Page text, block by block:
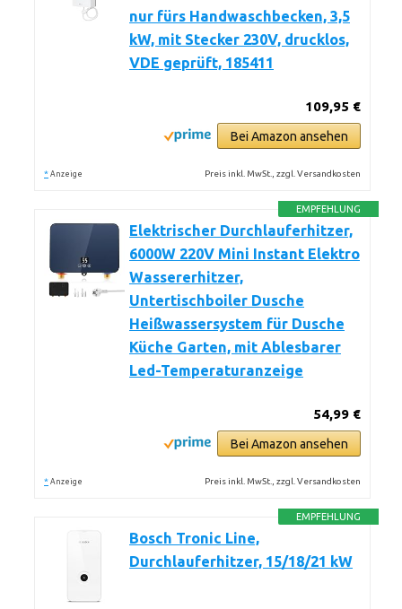
nur fürs Handwaschbecken, 3,5
kW, mit Stecker 230V, drucklos,
VDE geprüft, 185411
109,95 €
Bei Amazon ansehen
* Anzeige Preis inkl. MwSt., zzgl. Versandkosten
EMPFEHLUNG
Elektrischer Durchlauferhitzer,
6000W 220V Mini Instant Elektro
Wassererhitzer,
Untertischboiler Dusche
Heißwassersystem für Dusche
Küche Garten, mit Ablesbarer
Led-Temperaturanzeige
54,99 €
Bei Amazon ansehen
* Anzeige Preis inkl. MwSt., zzgl. Versandkosten
EMPFEHLUNG
Bosch Tronic Line,
Durchlauferhitzer, 15/18/21 kW